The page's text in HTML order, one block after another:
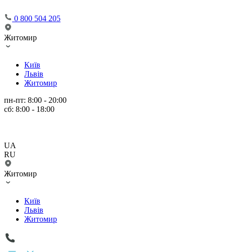
0 800 504 205
Житомир
Київ
Львів
Житомир
пн-пт: 8:00 - 20:00
сб: 8:00 - 18:00
UA
RU
Житомир
Київ
Львів
Житомир